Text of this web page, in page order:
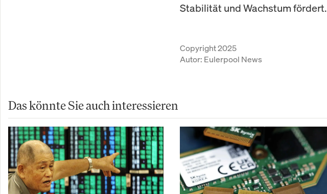
Stabilität und Wachstum fördert.
Copyright 2025
Autor: Eulerpool News
Das könnte Sie auch interessieren